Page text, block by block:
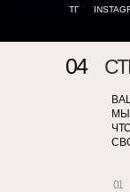
ТГ
04
01
МЫ